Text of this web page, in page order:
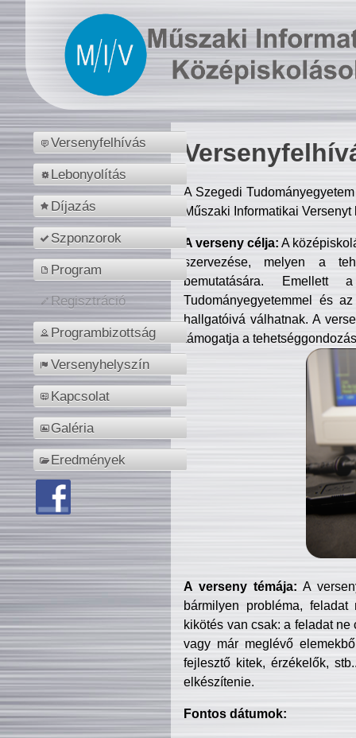
Versenyfelhívás
Lebonyolítás
Díjazás
Szponzorok
Program
Regisztráció
Programbizottság
Versenyhelyszín
Kapcsolat
Galéria
Eredmények
A Szegedi
Műszaki Informatikai
A verseny célja: A
szervezése, melyen a
bemutatására. Emellett
Tudományegyetemmel és
hallgatóivá válhatnak. A
támogatja a
A verseny témája: A
bármilyen probléma, feladat
kikötés van csak: a feladat
vagy már meglévő
fejlesztő kitek, érzékelők,
elkészítenie.
Fontos dátumok: